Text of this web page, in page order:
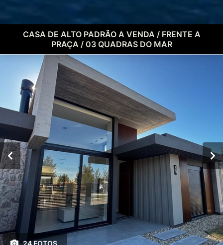
CASA DE ALTO PADRÃO A VENDA / FRENTE A
PRAÇA / 03 QUADRAS DO MAR
24 FOTOS